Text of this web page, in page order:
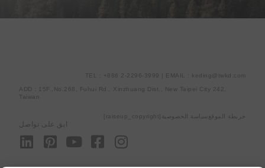
ابق على تواصل
I
n
s
F
a
c
Y
o
u
P
i
n
L
i
n
TEL：+886 2-2296-3999 | EMAIL : keding@twkd.com
ADD：15F.,No.268, Fuhui Rd., Xinzhuang Dist., New Taipei City 242,
Taiwan
خريطة الموقع سياسة الخصوصية [raiseup_copyright]